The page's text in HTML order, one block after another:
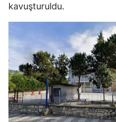
kavuşturuldu.